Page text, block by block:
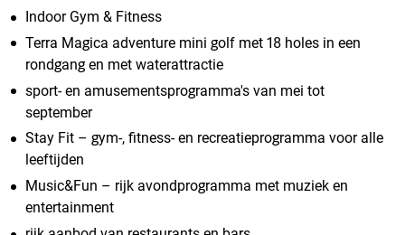
Indoor Gym & Fitness
Terra Magica adventure mini golf met 18 holes in een
rondgang en met waterattractie
sport- en amusementsprogramma's van mei tot
september
Stay Fit – gym-, fitness- en recreatieprogramma voor alle
leeftijden
Music&Fun – rijk avondprogramma met muziek en
entertainment